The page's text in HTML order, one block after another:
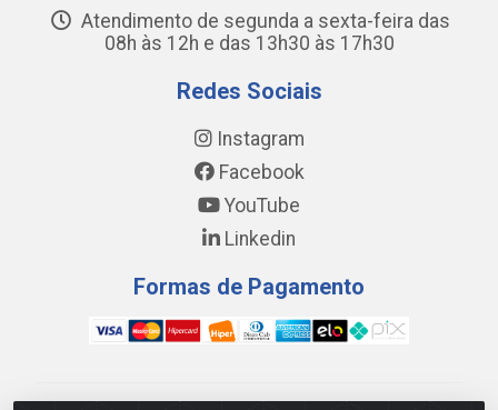
Atendimento de segunda a sexta-feira das
08h às 12h e das 13h30 às 17h30
Redes Sociais
Instagram
Facebook
YouTube
Linkedin
Formas de Pagamento